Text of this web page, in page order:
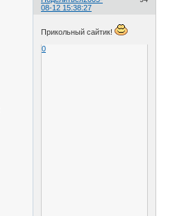
08-12 15:38:27
Прикольный сайтик!
0